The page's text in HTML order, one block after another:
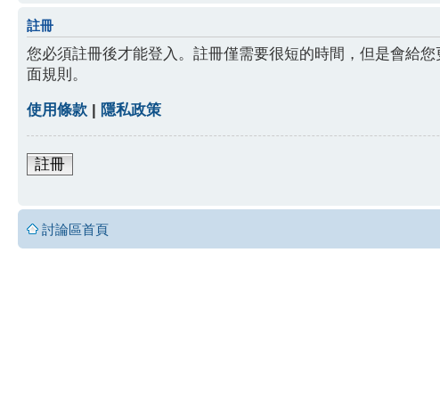
註冊
您必須註冊後才能登入。註冊僅需要很短的時間，但是會給
面規則。
使用條款 | 隱私政策
註冊
討論區首頁